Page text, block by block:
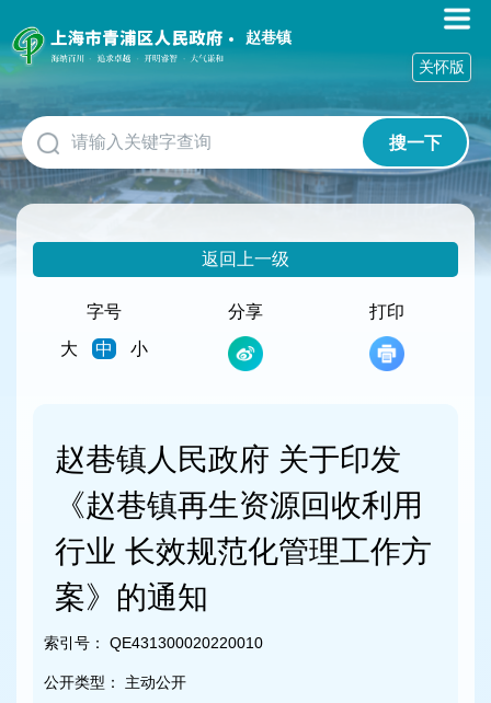
障
碍
作
说
明
跳
到
网
赵巷镇
搜一下
关怀版
返回上一级
字号
大
中 小
分享 打印
赵巷镇人民政府 关于印发
《赵巷镇再生资源回收利用
行业 长效规范化管理工作方
案》的通知
索引号： QE431300020220010
公开类型： 主动公开